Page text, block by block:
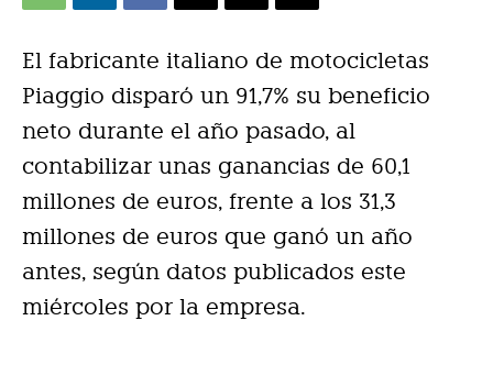
El fabricante italiano de motocicletas
Piaggio disparó un 91,7% su beneficio
neto durante el año pasado, al
contabilizar unas ganancias de 60,1
millones de euros, frente a los 31,3
millones de euros que ganó un año
antes, según datos publicados este
miércoles por la empresa.